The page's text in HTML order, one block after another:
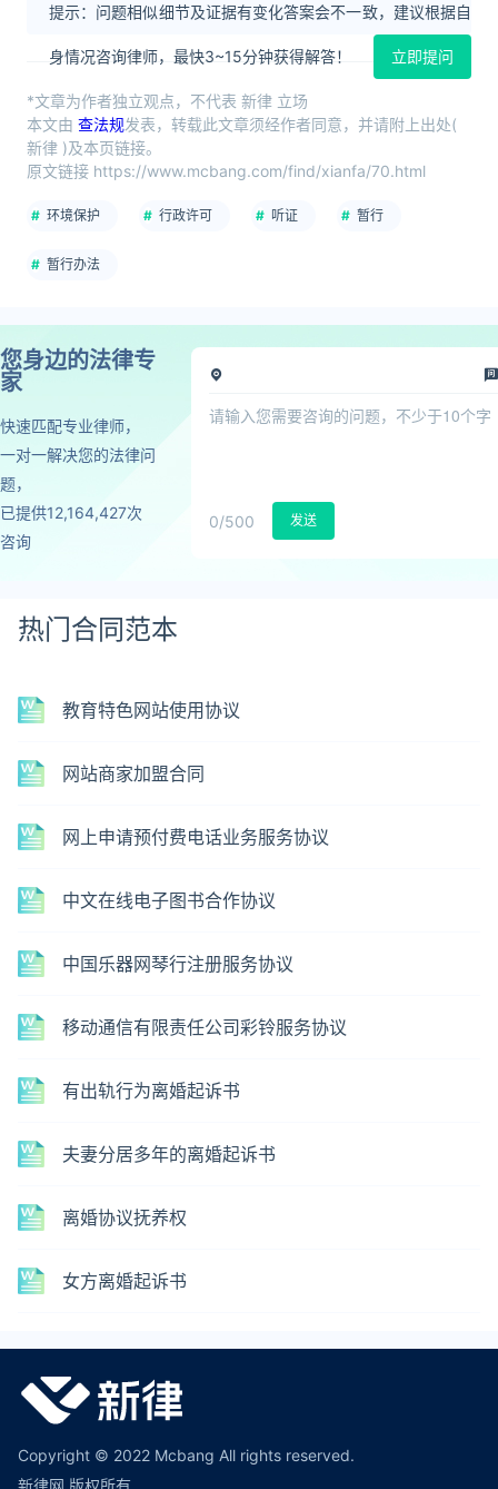
提示：问题相似细节及证据有变化答案会不一致，建议根据自
身情况咨询律师，最快3~15分钟获得解答！ 立即提问
*文章为作者独立观点，不代表 新律 立场
本文由 查法规发表，转载此文章须经作者同意，并请附上出处(
新律 )及本页链接。
原文链接 https://www.mcbang.com/find/xianfa/70.html
环境保护 行政许可 听证 暂行
暂行办法
您身边的法律专
家
快速匹配专业律师，
一对一解决您的法律问
题，
已提供12,164,427次
咨询
0/500 发送
热门合同范本
教育特色网站使用协议
网站商家加盟合同
网上申请预付费电话业务服务协议
中文在线电子图书合作协议
中国乐器网琴行注册服务协议
移动通信有限责任公司彩铃服务协议
有出轨行为离婚起诉书
夫妻分居多年的离婚起诉书
离婚协议抚养权
女方离婚起诉书
Copyright © 2022 Mcbang All rights reserved.
新律网 版权所有